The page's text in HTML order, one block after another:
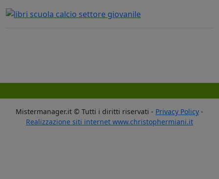
Mistermanager.it © Tutti i diritti riservati - Privacy Policy -
Realizzazione siti internet www.christophermiani.it